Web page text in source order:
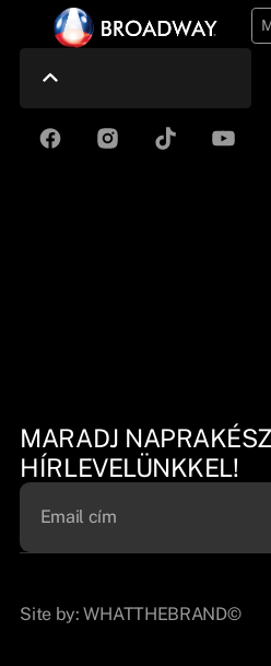
MARADJ NAPRAKÉSZ
HÍRLEVELÜNKKEL!
Site by:WHATTHEBRAND©